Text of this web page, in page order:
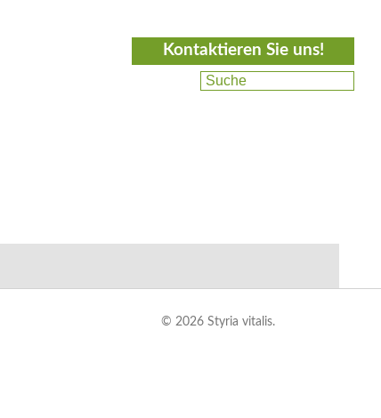
Kontaktieren Sie uns!
© 2026 Styria vitalis.